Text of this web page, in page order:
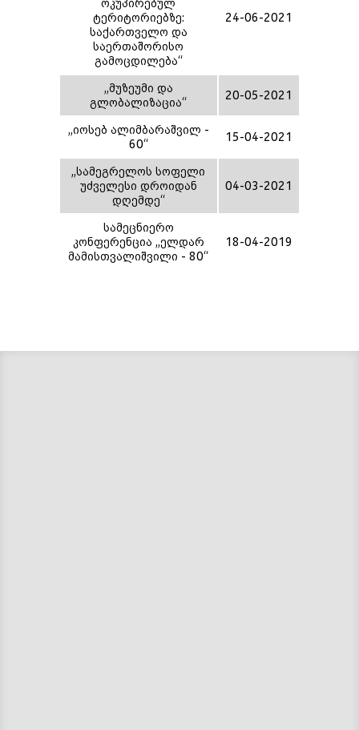
ოკუპირებულ
ტერიტორიებზე:
საქართველო და
საერთაშორისო
გამოცდილება“
24-06-2021
,,მუზეუმი და
გლობალიზაცია“
20-05-2021
,,იოსებ ალიმბარაშვილ -
60“
15-04-2021
,,სამეგრელოს სოფელი
უძველესი დროიდან
დღემდე“
04-03-2021
სამეცნიერო
კონფერენცია ,,ელდარ
მამისთვალიშვილი - 80“
18-04-2019